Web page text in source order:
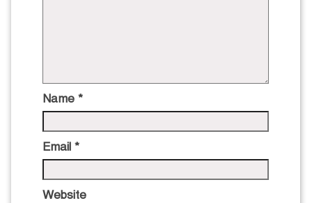
Name *
Email *
Website